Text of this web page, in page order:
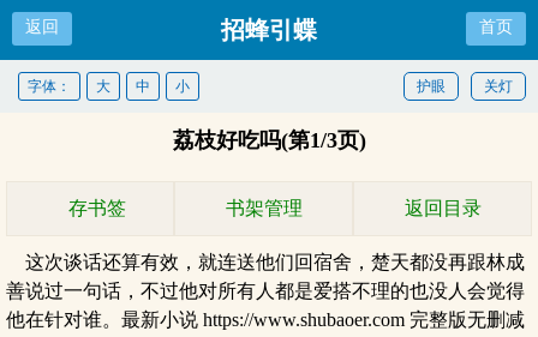
返回 招蜂引蝶 首页
关灯
护眼
字体： 大 中 小
荔枝好吃吗(第1/3页)
存书签 书架管理 返回目录
这次谈话还算有效，就连送他们回宿舍，楚天都没再跟林成
善说过一句话，不过他对所有人都是爱搭不理的也没人会觉得
他在针对谁。最新小说 https://www.shubaoer.com 完整版无删减